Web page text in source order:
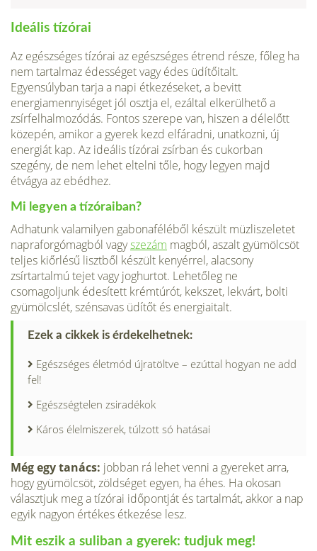
Ideális tízórai
Az egészséges tízórai az egészséges étrend része, főleg ha
nem tartalmaz édességet vagy édes üdítőitalt.
Egyensúlyban tarja a napi étkezéseket, a bevitt
energiamennyiséget jól osztja el, ezáltal elkerülhető a
zsírfelhalmozódás. Fontos szerepe van, hiszen a délelőtt
közepén, amikor a gyerek kezd elfáradni, unatkozni, új
energiát kap. Az ideális tízórai zsírban és cukorban
szegény, de nem lehet eltelni tőle, hogy legyen majd
étvágya az ebédhez.
Mi legyen a tízóraiban?
Adhatunk valamilyen gabonaféléből készült müzliszeletet
napraforgómagból vagyszezám magból, aszalt gyümölcsöt
teljes kiőrlésű lisztből készült kenyérrel, alacsony
zsírtartalmú tejet vagy joghurtot. Lehetőleg ne
csomagoljunk édesített krémtúrót, kekszet, lekvárt, bolti
gyümölcslét, szénsavas üdítőt és energiaitalt.
Ezek a cikkek is érdekelhetnek:
Egészséges életmód újratöltve – ezúttal hogyan ne add
fel!
Egészségtelen zsiradékok
Káros élelmiszerek, túlzott só hatásai
Még egy tanács: jobban rá lehet venni a gyereket arra,
hogy gyümölcsöt, zöldséget egyen, ha éhes. Ha okosan
választjuk meg a tízórai időpontját és tartalmát, akkor a nap
egyik nagyon értékes étkezése lesz.
Mit eszik a suliban a gyerek: tudjuk meg!